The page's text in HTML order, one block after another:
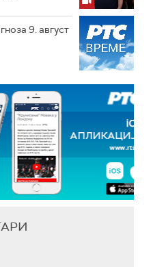
9. август